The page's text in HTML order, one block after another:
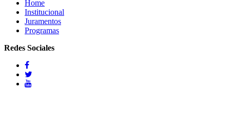
Home
Institucional
Juramentos
Programas
Redes Sociales